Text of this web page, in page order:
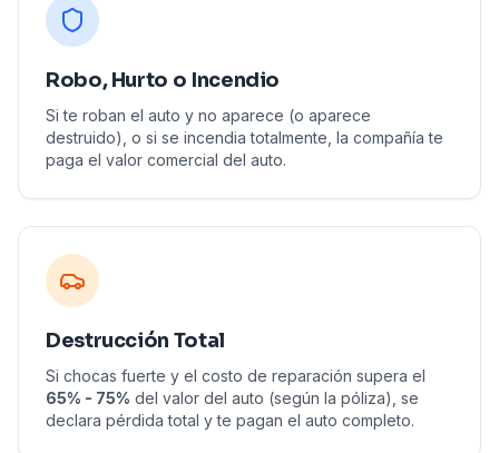
Robo, Hurto o Incendio
Si te roban el auto y no aparece (o aparece
destruido), o si se incendia totalmente, la compañía te
paga el valor comercial del auto.
Destrucción Total
Si chocas fuerte y el costo de reparación supera el
65% - 75% del valor del auto (según la póliza), se
declara pérdida total y te pagan el auto completo.